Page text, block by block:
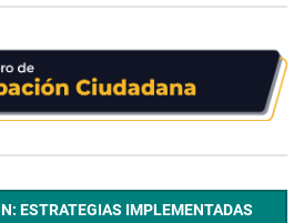
ESTRATEGIAS IMPLEMENTADAS